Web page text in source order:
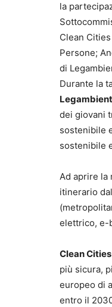
la
Clean
Persone;
di
Durante la
dei giovani
sostenibile
sostenibile
Ad aprire la
itinerario
elettrico, e-
Clean Cities
più sicura,
europeo di
entro il